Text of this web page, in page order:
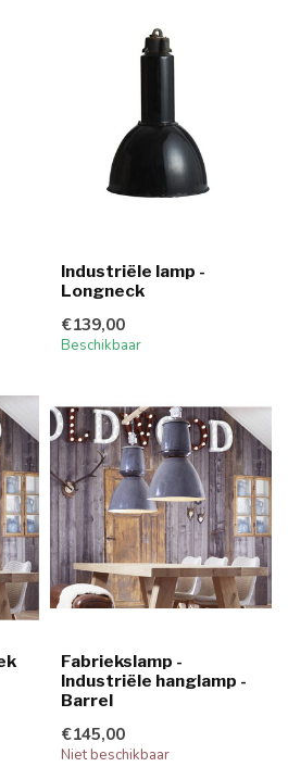
Industriële lamp -
Longneck
€139,00
Beschikbaar
Fabriekslamp -
Industriële hanglamp -
Barrel
€145,00
Niet beschikbaar